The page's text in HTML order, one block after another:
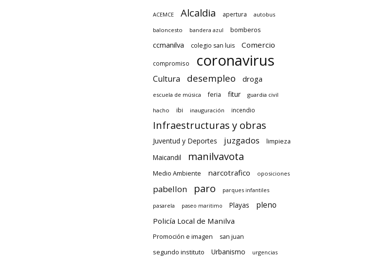
ACEMCE Alcaldia apertura autobus
baloncesto bandera azul bomberos
ccmanilva colegio san luis Comercio
compromiso coronavirus
Cultura desempleo droga
escuela de música feria fitur guardia civil
hacho ibi inauguración incendio
Infraestructuras y obras
Juventud y Deportes juzgados
limpieza
Maicandil
manilvavota
Medio Ambiente narcotrafico oposiciones
pabellon paro parques infantiles
pasarela paseo maritimo Playas pleno
Policía Local de Manilva
Promoción e imagen san juan
segundo instituto Urbanismo urgencias